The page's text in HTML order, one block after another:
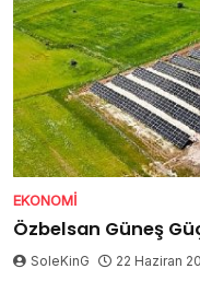
EKONOMI
Özbelsan Güneş
SoleKinG 22 Haziran